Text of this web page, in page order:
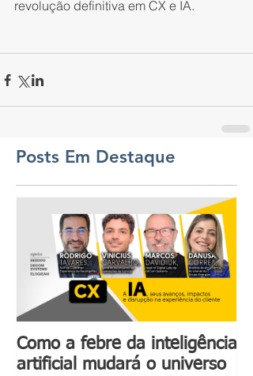
revolução definitiva em CX e IA.
Posts Em Destaque
Como a febre da inteligência
artificial mudará o universo